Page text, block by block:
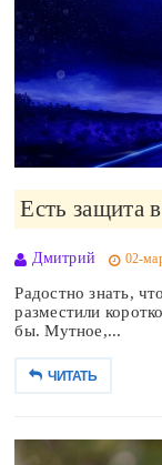
Есть защита
Дмитрий 02-
Радостно знать,
разместили
бы. Мутное,...
ЧИТАТЬ